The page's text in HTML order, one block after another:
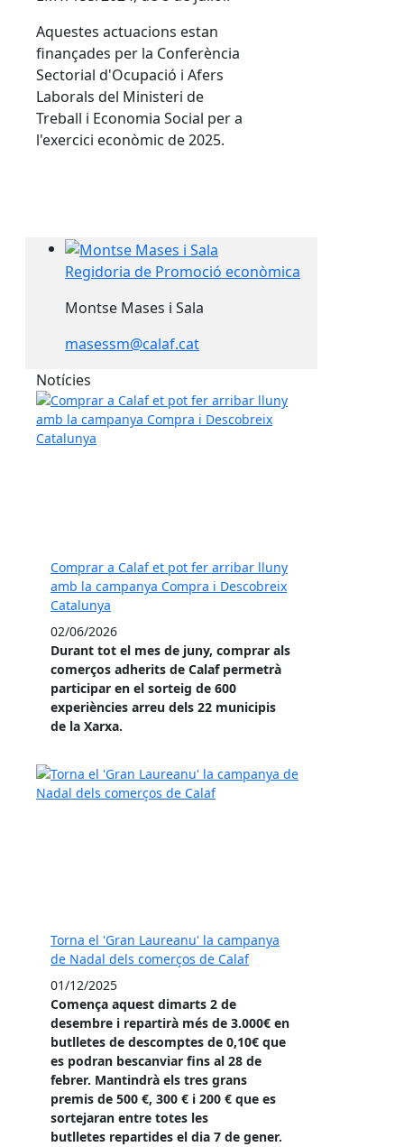
Aquestes actuacions estan
finançades per la Conferència
Sectorial d'Ocupació i Afers
Laborals del Ministeri de
Treball i Economia Social per a
l'exercici econòmic de 2025.
Regidoria de Promoció econòmica
Regidoria de Promoció econòmica
Montse Mases i Sala
masessm@calaf.cat
Notícies
Comprar a Calaf et pot fer arribar lluny
amb la campanya Compra i Descobreix
Catalunya
02/06/2026
Durant tot el mes de juny, comprar als
comerços adherits de Calaf permetrà
participar en el sorteig de 600
experiències arreu dels 22 municipis
de la Xarxa.
Torna el 'Gran Laureanu' la campanya
de Nadal dels comerços de Calaf
01/12/2025
Comença aquest dimarts 2 de
desembre i repartirà més de 3.000€ en
butlletes de descomptes de 0,10€ que
es podran bescanviar fins al 28 de
febrer. Mantindrà els tres grans
premis de 500 €, 300 € i 200 € que es
sortejaran entre totes les
butlletes repartides el dia 7 de gener.